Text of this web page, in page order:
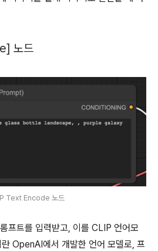
노드
Text Encode 노드
트를 입력받고, 이를 CLIP 언어모
OpenAI에서 개발한 언어 모델로, 프